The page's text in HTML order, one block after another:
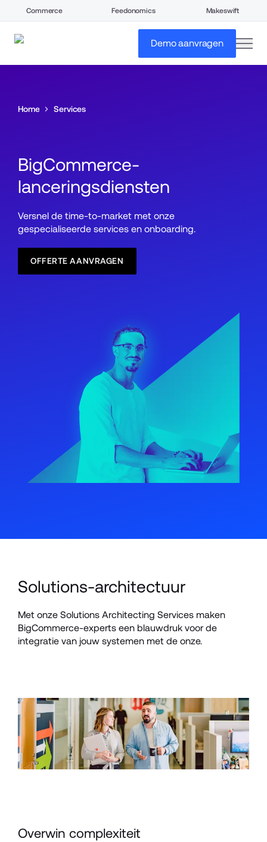
Commerce Feedonomics Makeswift
Demo aanvragen
Home Services
BigCommerce-
lanceringsdiensten
Versnel de time-to-market met onze
gespecialiseerde services en onboarding.
OFFERTE AANVRAGEN
Solutions-architectuur
Met onze Solutions Architecting Services maken
BigCommerce-experts een blauwdruk voor de
integratie van jouw systemen met de onze.
Overwin complexiteit